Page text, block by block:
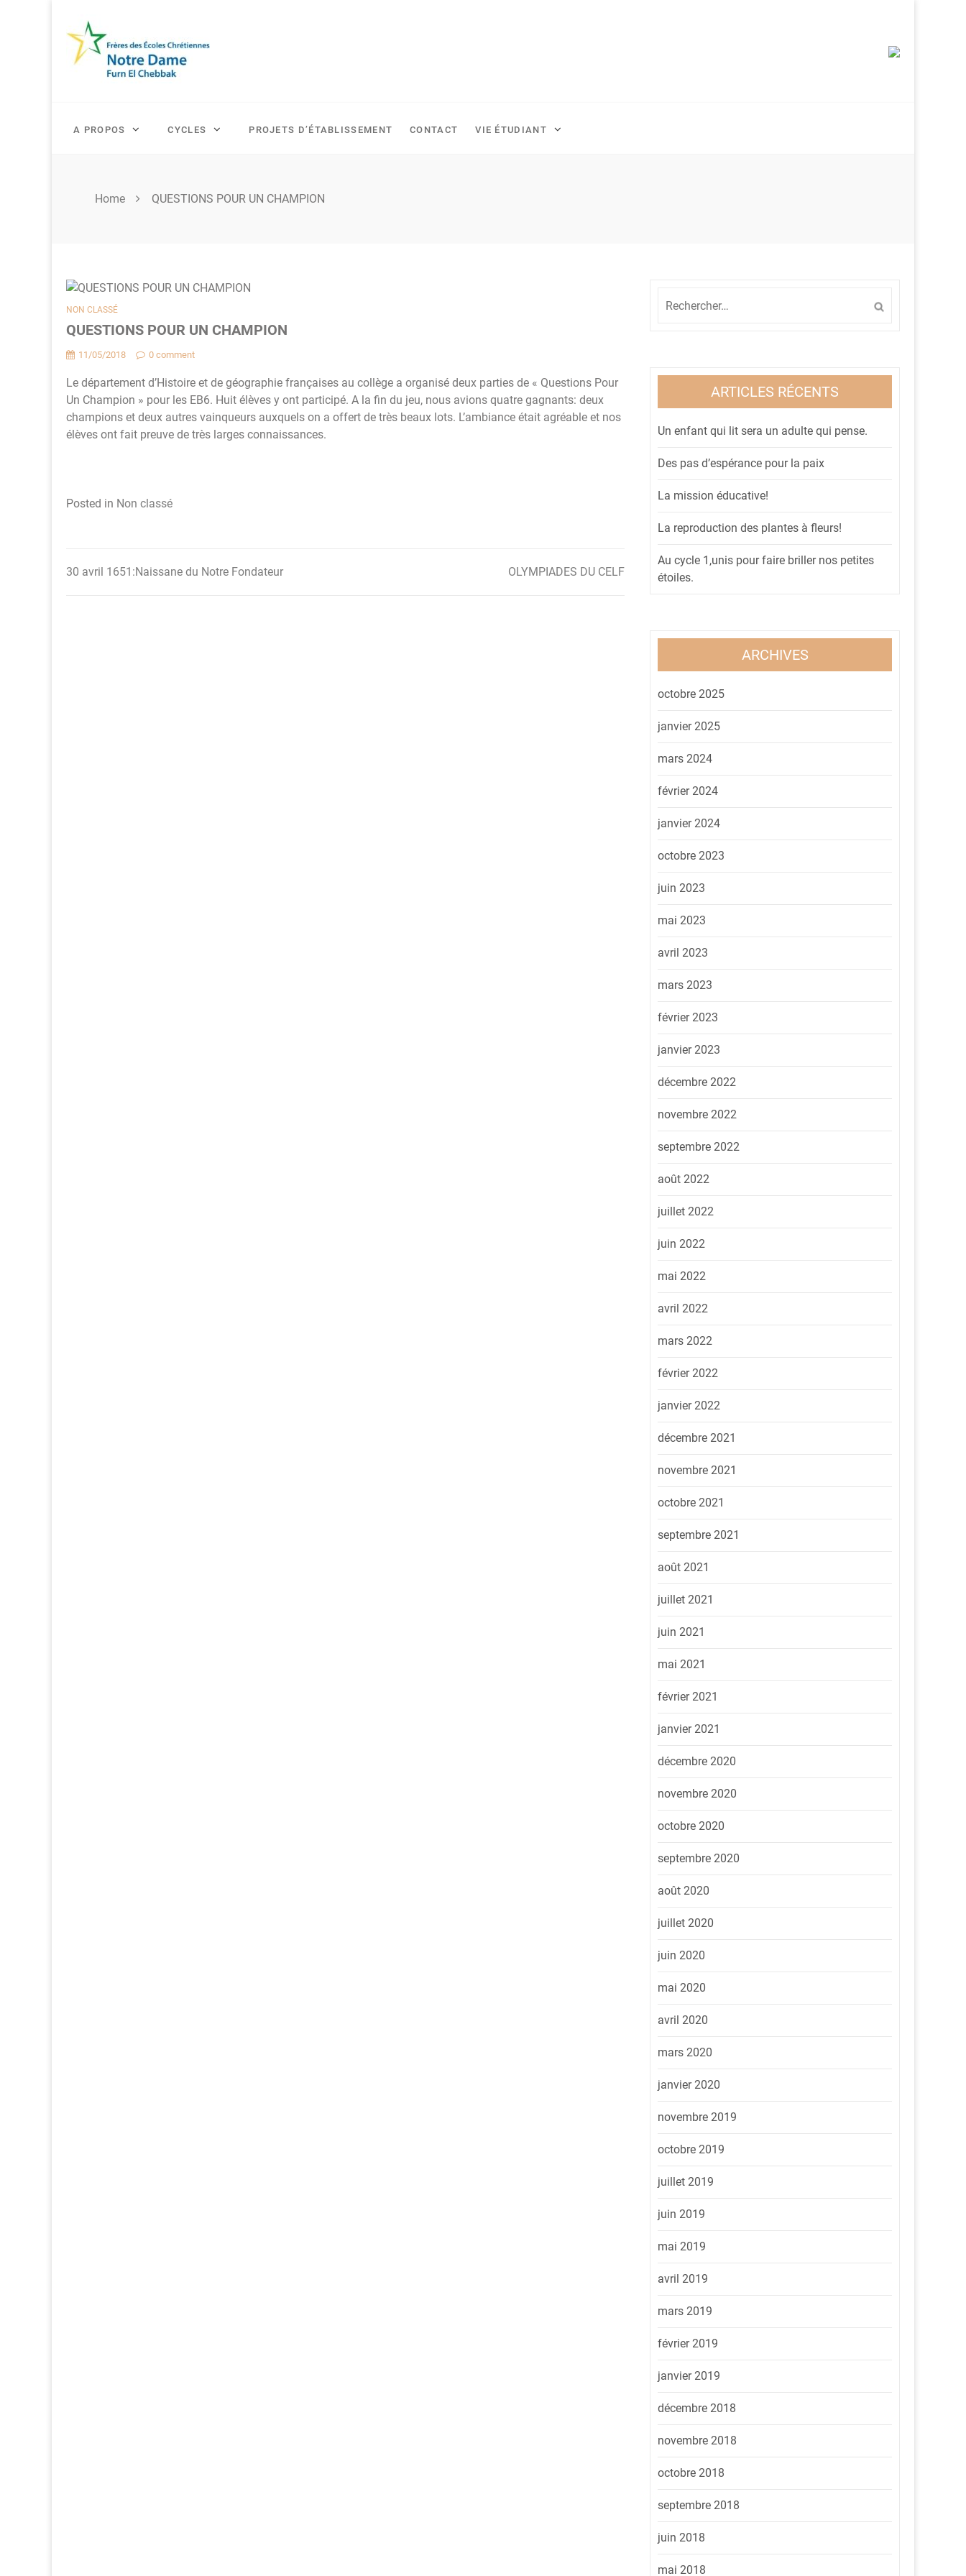
content
A PROPOS CYCLES PROJETS D’ÉTABLISSEMENT CONTACT VIE ÉTUDIANT
Home QUESTIONS POUR UN CHAMPION
NON CLASSÉ
QUESTIONS POUR UN CHAMPION
11/05/2018 0 comment
Le département d’Histoire et de géographie françaises au collège a organisé deux parties de « Questions Pour
Un Champion » pour les EB6. Huit élèves y ont participé. A la fin du jeu, nous avions quatre gagnants: deux
champions et deux autres vainqueurs auxquels on a offert de très beaux lots. L’ambiance était agréable et nos
élèves ont fait preuve de très larges connaissances.
Posted in Non classé
Navigation
30 avril 1651:Naissane du Notre Fondateur OLYMPIADES DU CELF
ARTICLES RÉCENTS
Un enfant qui lit sera un adulte qui pense.
Des pas d’espérance pour la paix
La mission éducative!
La reproduction des plantes à fleurs!
Au cycle 1,unis pour faire briller nos petites
étoiles.
ARCHIVES
octobre 2025
janvier 2025
mars 2024
février 2024
janvier 2024
octobre 2023
juin 2023
mai 2023
avril 2023
mars 2023
février 2023
janvier 2023
décembre 2022
novembre 2022
septembre 2022
août 2022
juillet 2022
juin 2022
mai 2022
avril 2022
mars 2022
février 2022
janvier 2022
décembre 2021
novembre 2021
octobre 2021
septembre 2021
août 2021
juillet 2021
juin 2021
mai 2021
février 2021
janvier 2021
décembre 2020
novembre 2020
octobre 2020
septembre 2020
août 2020
juillet 2020
juin 2020
mai 2020
avril 2020
mars 2020
janvier 2020
novembre 2019
octobre 2019
juillet 2019
juin 2019
mai 2019
avril 2019
mars 2019
février 2019
janvier 2019
décembre 2018
novembre 2018
octobre 2018
septembre 2018
juin 2018
mai 2018